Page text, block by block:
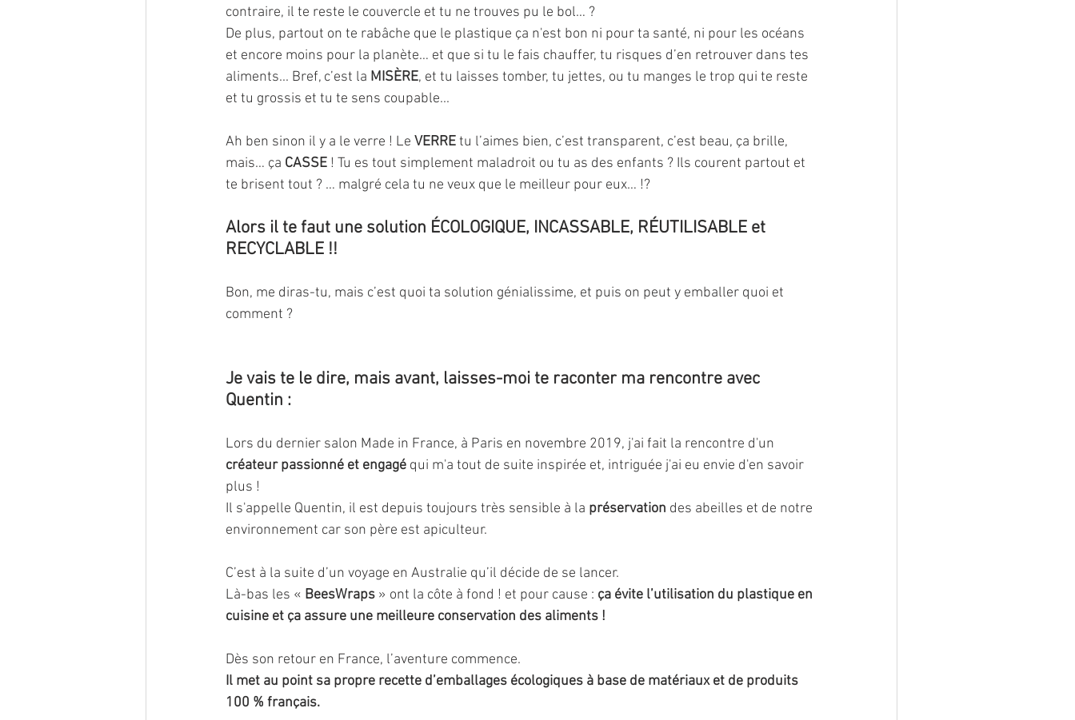
contraire, il te reste le couvercle et tu ne trouves pu le bol… ?
De plus, partout on te rabâche que le plastique ça n'est bon ni pour ta santé, ni pour les océans
et encore moins pour la planète… et que si tu le fais chauffer, tu risques d’en retrouver dans tes
aliments... Bref, c’est la MISÈRE, et tu laisses tomber, tu jettes, ou tu manges le trop qui te reste
et tu grossis et tu te sens coupable...
Ah ben sinon il y a le verre ! Le VERRE tu l’aimes bien, c’est transparent, c’est beau, ça brille,
mais… ça CASSE ! Tu es tout simplement maladroit ou tu as des enfants ? Ils courent partout et
te brisent tout ? … malgré cela tu ne veux que le meilleur pour eux… !?
Alors il te faut une solution ÉCOLOGIQUE, INCASSABLE, RÉUTILISABLE et
RECYCLABLE !!
Bon, me diras-tu, mais c’est quoi ta solution génialissime, et puis on peut y emballer quoi et
comment ?
Je vais te le dire, mais avant, laisses-moi te raconter ma rencontre avec
Quentin :
Lors du dernier salon Made in France, à Paris en novembre 2019, j'ai fait la rencontre d'un
créateur passionné et engagé qui m'a tout de suite inspirée et, intriguée j'ai eu envie d'en savoir
plus !
Il s'appelle Quentin, il est depuis toujours très sensible à la préservation des abeilles et de notre
environnement car son père est apiculteur.
C’est à la suite d’un voyage en Australie qu’il décide de se lancer.
Là-bas les « BeesWraps » ont la côte à fond ! et pour cause : ça évite l’utilisation du plastique en
cuisine et ça assure une meilleure conservation des aliments !
Dès son retour en France, l’aventure commence.
Il met au point sa propre recette d’emballages écologiques à base de matériaux et de produits
100 % français.